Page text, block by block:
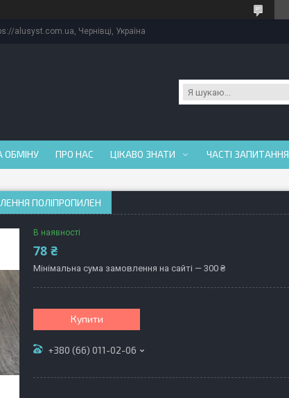
alusyst.com.ua, Чернівці, Україна
ОБМІНУ ПРО НАС ЦІКАВО ЗНАТИ ЧАСТІ ЗАПИТАННЯ
ПОЛІПРОПИЛЕН
В наявності
78 ₴
Мінімальна сума замовлення на сайті — 300 ₴
Купити
+380 (66) 011-02-06